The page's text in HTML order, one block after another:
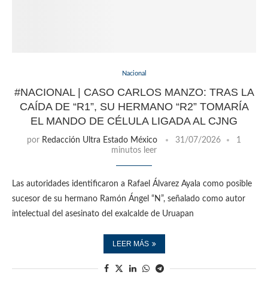
Nacional
#NACIONAL | CASO CARLOS MANZO: TRAS LA
CAÍDA DE “R1”, SU HERMANO “R2” TOMARÍA
EL MANDO DE CÉLULA LIGADA AL CJNG
por Redacción Ultra Estado México 31/07/2026
1
minutos leer
Las autoridades identificaron a Rafael Álvarez Ayala como posible
sucesor de su hermano Ramón Ángel “N”, señalado como autor
intelectual del asesinato del exalcalde de Uruapan
LEER MÁS